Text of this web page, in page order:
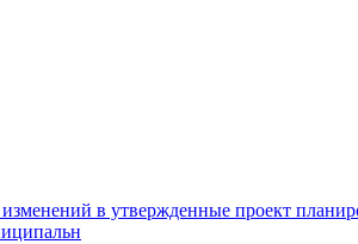
в утвержденные проект